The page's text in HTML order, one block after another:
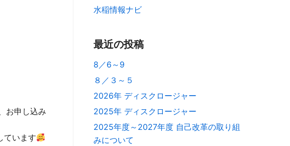
お申し込み
ています
水稲情報ナビ
最近の投稿
8／6～9
８／３～５
2026年 ディスクロージャー
2025年 ディスクロージャー
2025年度～2027年度 自己改革の取り組
みについて